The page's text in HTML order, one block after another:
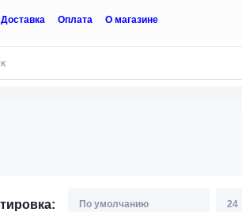
Доставка Оплата О магазине